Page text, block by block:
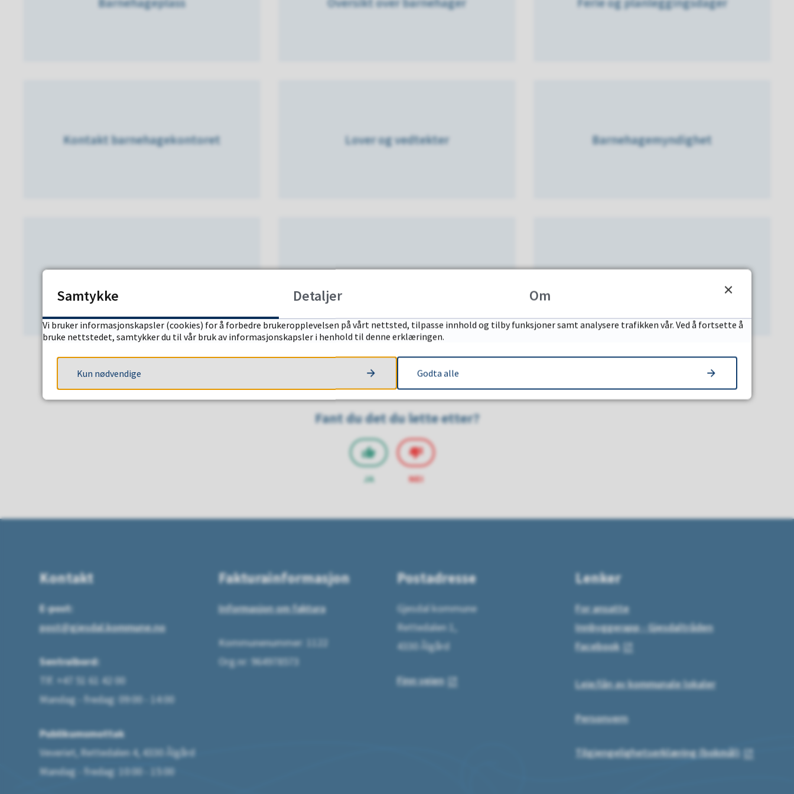
Kontakt barnehagekontoret Lover og vedtekter Barnehagemyndighet
Fant du det du lette etter?
JA NEI
Kontakt
E-post:
post@gjesdal.kommune.no
Sentralbord:
Tlf. +47 51 61 42 00
Mandag - fredag: 09:00 - 14:00
Publikumsmottak
Veveriet, Rettedalen 4, 4330 Ålgård
Mandag - fredag: 10:00 - 15:00
Fakturainformasjon
Informasjon om faktura
Kommunenummer: 1122
Org.nr: 964978573
Postadresse
Gjesdal kommune
Rettedalen 1,
4330 Ålgård
Finn veien
Lenker
For ansatte
Innbyggerapp - Gjesdaltråden
Facebook
Leie/lån av kommunale lokaler
Personvern
Tilgjengelighetserklæring (bokmål)
Samtykke Detaljer Om
Vi bruker informasjonskapsler (cookies) for å forbedre brukeropplevelsen på vårt nettsted, tilpasse innhold og tilby funksjoner samt analysere trafikken vår. Ved å fortsette å
bruke nettstedet, samtykker du til vår bruk av informasjonskapsler i henhold til denne erklæringen.
Kun nødvendige Godta alle